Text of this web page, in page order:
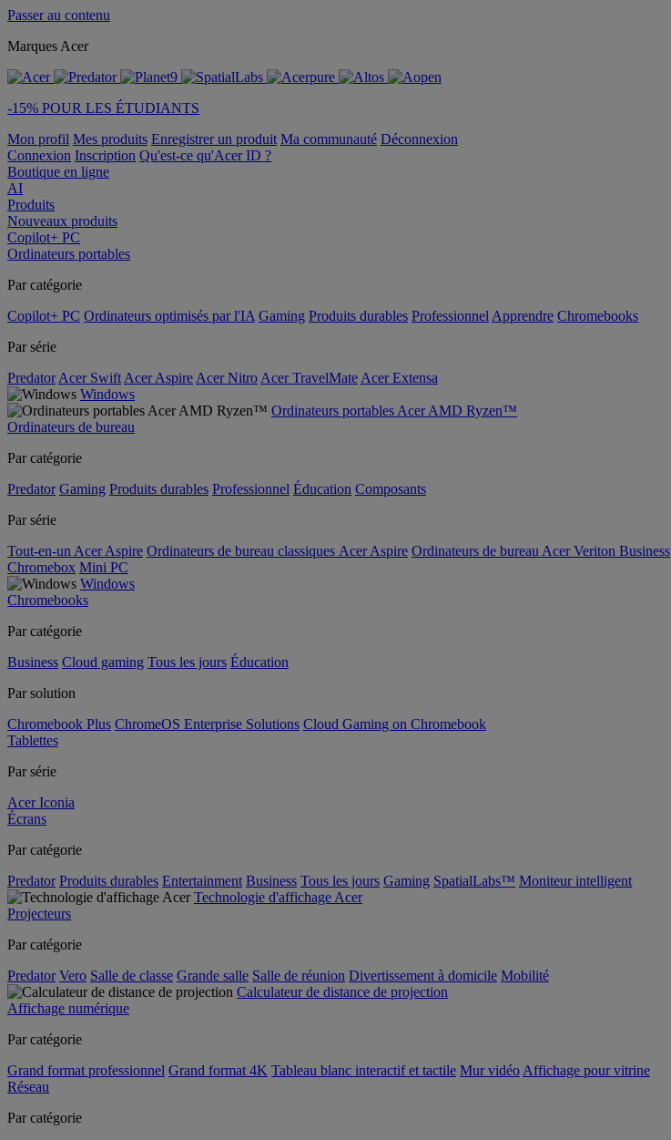
Passer au contenu
Marques Acer
-15% POUR LES ÉTUDIANTS
Mon profil Mes produits Enregistrer un produit Ma communauté Déconnexion
Connexion Inscription Qu'est-ce qu'Acer ID ?
Boutique en ligne
AI
Produits
Nouveaux produits
Copilot+ PC
Ordinateurs portables
Par catégorie
Copilot+ PC Ordinateurs optimisés par l'IA Gaming Produits durables Professionnel Apprendre Chromebooks
Par série
Predator Acer Swift Acer Aspire Acer Nitro Acer TravelMate Acer Extensa
Windows
Ordinateurs portables Acer AMD Ryzen™
Ordinateurs de bureau
Par catégorie
Predator Gaming Produits durables Professionnel Éducation Composants
Par série
Tout-en-un Acer Aspire Ordinateurs de bureau classiques Acer Aspire Ordinateurs de bureau Acer Veriton Business
Chromebox Mini PC
Windows
Chromebooks
Par catégorie
Business Cloud gaming Tous les jours Éducation
Par solution
Chromebook Plus ChromeOS Enterprise Solutions Cloud Gaming on Chromebook
Tablettes
Par série
Acer Iconia
Écrans
Par catégorie
Predator Produits durables Entertainment Business Tous les jours Gaming SpatialLabs™ Moniteur intelligent
Technologie d'affichage Acer
Projecteurs
Par catégorie
Predator Vero Salle de classe Grande salle Salle de réunion Divertissement à domicile Mobilité
Calculateur de distance de projection
Affichage numérique
Par catégorie
Grand format professionnel Grand format 4K Tableau blanc interactif et tactile Mur vidéo Affichage pour vitrine
Réseau
Par catégorie